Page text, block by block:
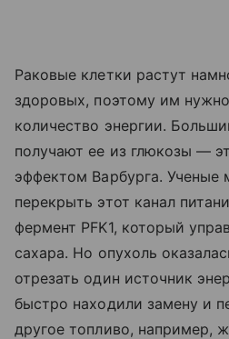
Раковые клетки растут
здоровых, поэтому им
количество энергии.
получают ее из глюкозы —
эффектом Варбурга. Ученые
перекрыть этот канал
фермент PFK1, который
сахара. Но опухоль
отрезать один источник
быстро находили замену и
другое топливо, например,